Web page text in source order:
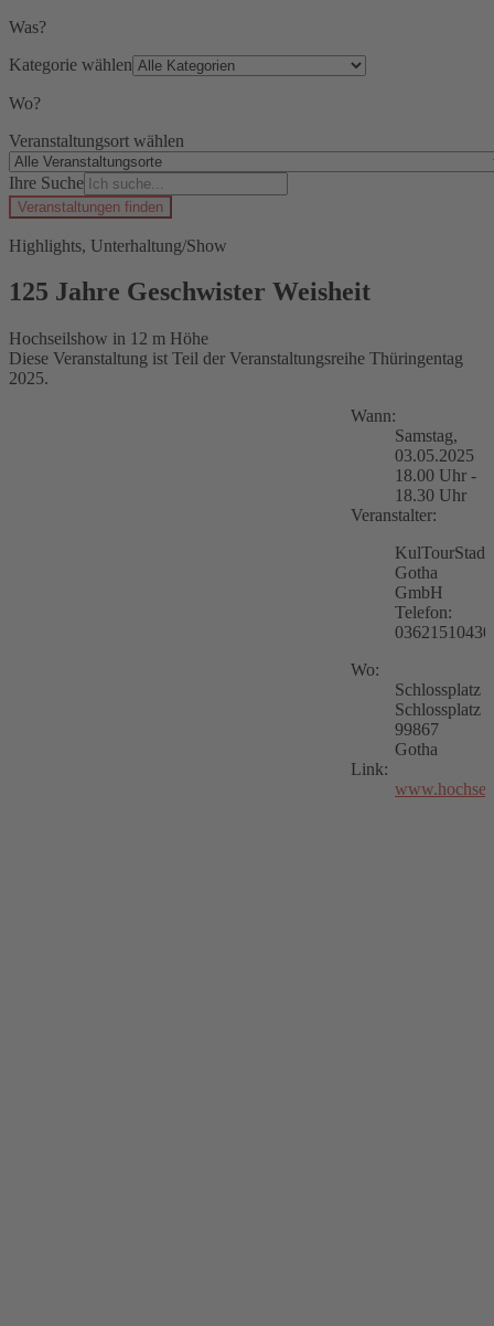
Was?
Kategorie wählen
Wo?
Veranstaltungsort wählen
Ihre Suche
Veranstaltungen finden
Highlights, Unterhaltung/Show
125 Jahre Geschwister Weisheit
Hochseilshow in 12 m Höhe
Diese Veranstaltung ist Teil der Veranstaltungsreihe Thüringentag
2025.
Wann:
Samstag,
03.05.2025
18.00 Uhr -
18.30 Uhr
Veranstalter:
KulTourStadt
Gotha
GmbH
Telefon:
03621510430
Wo:
Schlossplatz
Schlossplatz
99867
Gotha
Link: